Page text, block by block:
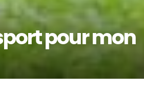
pour mon